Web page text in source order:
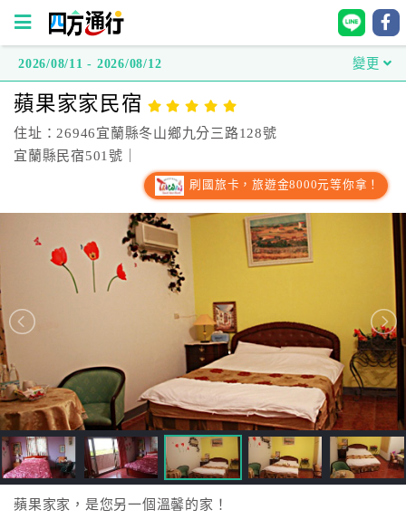
方
通
行
房
直
接
跟
飯
店
訂
2026/08/11 - 2026/08/12 變更
蘋果家家民宿
住址：26946宜蘭縣冬山鄉九分三路128號
宜蘭縣民宿501號｜
刷國旅卡，旅遊金8000元等你拿！
蘋果家家，是您另一個溫馨的家！